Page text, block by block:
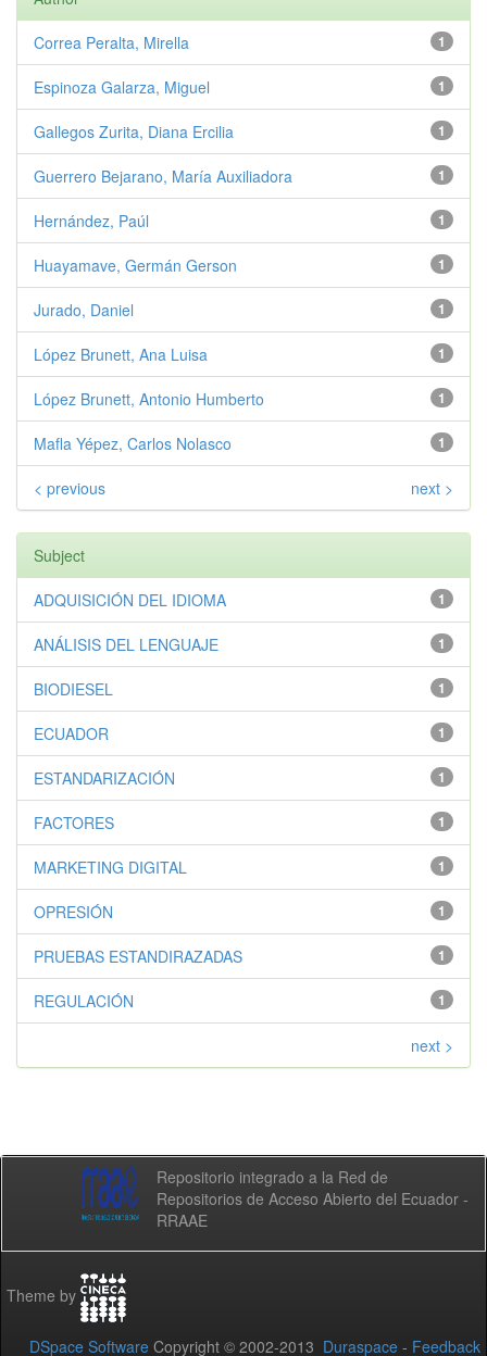
1
Correa Peralta, Mirella
1
Espinoza Galarza, Miguel
1
Gallegos Zurita, Diana Ercilia
1
Guerrero Bejarano, María Auxiliadora
1
Hernández, Paúl
1
Huayamave, Germán Gerson
1
Jurado, Daniel
1
López Brunett, Ana Luisa
1
López Brunett, Antonio Humberto
1
Mafla Yépez, Carlos Nolasco
< previous next >
Subject
1
ADQUISICIÓN DEL IDIOMA
1
ANÁLISIS DEL LENGUAJE
1
BIODIESEL
1
ECUADOR
1
ESTANDARIZACIÓN
1
FACTORES
1
MARKETING DIGITAL
1
OPRESIÓN
1
PRUEBAS ESTANDIRAZADAS
1
REGULACIÓN
next >
Repositorio integrado a la Red de
Repositorios de Acceso Abierto del Ecuador -
RRAAE
Theme by
DSpace Software Copyright © 2002-2013 Duraspace - Feedback